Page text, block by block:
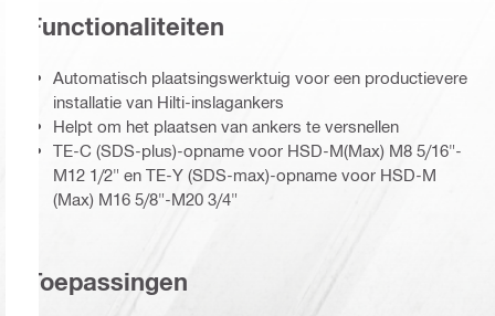
Functionaliteiten
Automatisch plaatsingswerktuig voor een productievere
installatie van Hilti-inslagankers
Helpt om het plaatsen van ankers te versnellen
TE-C (SDS-plus)-opname voor HSD-M(Max) M8 5/16"-
M12 1/2" en TE-Y (SDS-max)-opname voor HSD-M
(Max) M16 5/8"-M20 3/4"
Toepassingen